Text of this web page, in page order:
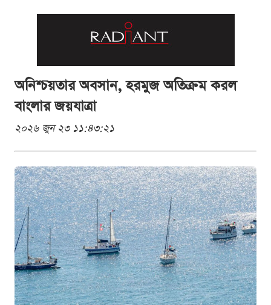
অনিশ্চয়তার অবসান, হরমুজ অতিক্রম করল
বাংলার জয়যাত্রা
২০২৬ জুন ২৩ ১১:৪৩:২১